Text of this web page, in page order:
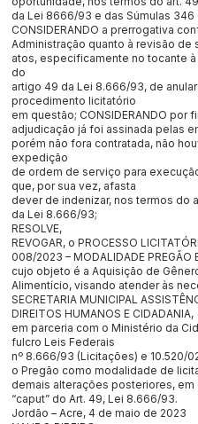
da Lei 8666/93 e das Súmulas 346
CONSIDERANDO a prerrogativa
Administração quanto à revisão de
atos, especificamente no tocante
do
artigo 49 da Lei 8.666/93, de
procedimento licitatório
em questão; CONSIDERANDO por
adjudicação já foi assinada pelas
porém não fora contratada, não
expedição
de ordem de serviço para
que, por sua vez, afasta
dever de indenizar, nos termos do
da Lei 8.666/93;
RESOLVE,
REVOGAR, o PROCESSO
008/2023 – MODALIDADE PREGÃO
cujo objeto é a Aquisição de
Alimentício, visando atender às
SECRETARIA MUNICIPAL
DIREITOS HUMANOS E CIDADANIA,
em parceria com o Ministério da
fulcro Leis Federais
nº 8.666/93 (Licitações) e 10.520/
o Pregão como modalidade de
demais alterações posteriores, em
“caput” do Art. 49, Lei 8.666/93.
Jordão – Acre, 4 de maio de 2023